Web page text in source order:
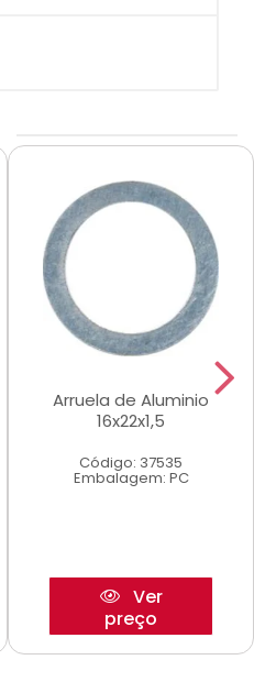
Arruela de Aluminio
16x22x1,5
Código: 37535
Embalagem: PC
Ver
preço